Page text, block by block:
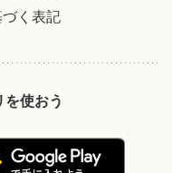
く表記
使おう